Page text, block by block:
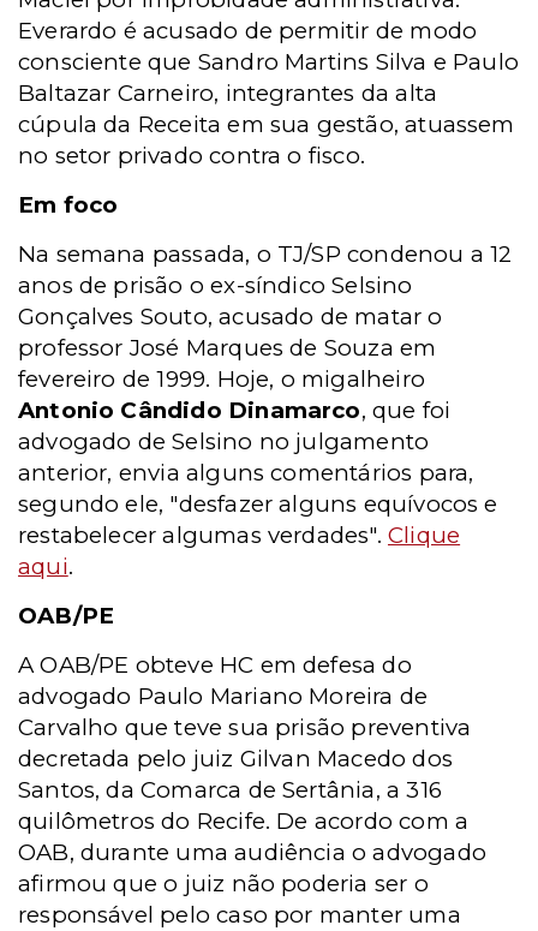
Everardo é acusado de permitir de modo
consciente que Sandro Martins Silva e Paulo
Baltazar Carneiro, integrantes da alta
cúpula da Receita em sua gestão, atuassem
no setor privado contra o fisco.
Em foco
Na semana passada, o TJ/SP condenou a 12
anos de prisão o ex-síndico Selsino
Gonçalves Souto, acusado de matar o
professor José Marques de Souza em
fevereiro de 1999. Hoje, o migalheiro
Antonio Cândido Dinamarco, que foi
advogado de Selsino no julgamento
anterior, envia alguns comentários para,
segundo ele, "desfazer alguns equívocos e
restabelecer algumas verdades". Clique
aqui.
OAB/PE
A OAB/PE obteve HC em defesa do
advogado Paulo Mariano Moreira de
Carvalho que teve sua prisão preventiva
decretada pelo juiz Gilvan Macedo dos
Santos, da Comarca de Sertânia, a 316
quilômetros do Recife. De acordo com a
OAB, durante uma audiência o advogado
afirmou que o juiz não poderia ser o
responsável pelo caso por manter uma